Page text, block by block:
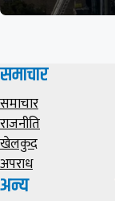
समाचार
समाचार
राजनीति
खेलकुद
अपराध
अन्य